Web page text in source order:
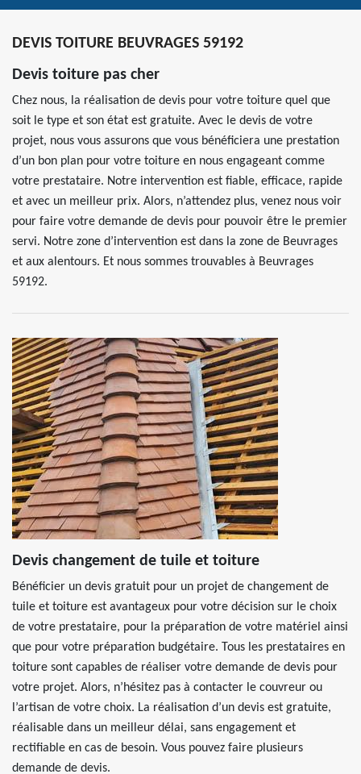
DEVIS TOITURE BEUVRAGES 59192
Devis toiture pas cher
Chez nous, la réalisation de devis pour votre toiture quel que
soit le type et son état est gratuite. Avec le devis de votre
projet, nous vous assurons que vous bénéficiera une prestation
d’un bon plan pour votre toiture en nous engageant comme
votre prestataire. Notre intervention est fiable, efficace, rapide
et avec un meilleur prix. Alors, n’attendez plus, venez nous voir
pour faire votre demande de devis pour pouvoir être le premier
servi. Notre zone d’intervention est dans la zone de Beuvrages
et aux alentours. Et nous sommes trouvables à Beuvrages
59192.
Devis changement de tuile et toiture
Bénéficier un devis gratuit pour un projet de changement de
tuile et toiture est avantageux pour votre décision sur le choix
de votre prestataire, pour la préparation de votre matériel ainsi
que pour votre préparation budgétaire. Tous les prestataires en
toiture sont capables de réaliser votre demande de devis pour
votre projet. Alors, n’hésitez pas à contacter le couvreur ou
l’artisan de votre choix. La réalisation d’un devis est gratuite,
réalisable dans un meilleur délai, sans engagement et
rectifiable en cas de besoin. Vous pouvez faire plusieurs
demande de devis.